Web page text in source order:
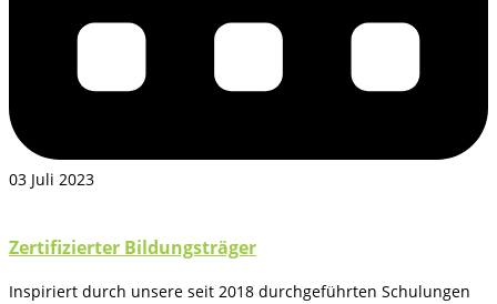
03 Juli 2023
Zertifizierter Bildungsträger
Inspiriert durch unsere seit 2018 durchgeführten Schulungen